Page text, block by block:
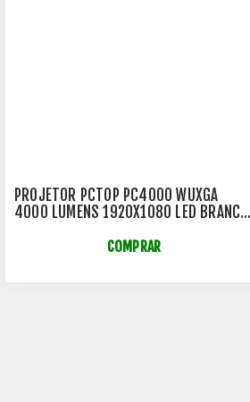
PROJETOR PCTOP PC4000 WUXGA
4000 LUMENS 1920X1080 LED BRANCO
COMPRAR